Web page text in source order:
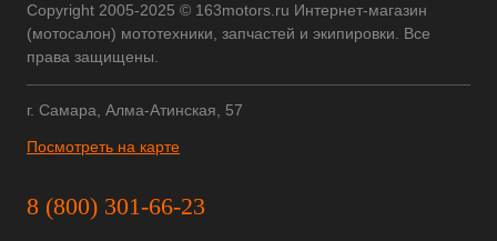
Copyright 2005-2025 © 163motors.ru Интернет-магазин
(мотосалон) мототехники, запчастей и экипировки. Все
права защищены.
г. Самара, Алма-Атинская, 57
Посмотреть на карте
8 (800) 301-66-23